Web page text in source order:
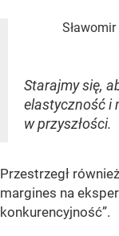
Starajmy się,
elastyczność i
w przyszłości.
Przestrzegł
margines na
konkurencyjność”.